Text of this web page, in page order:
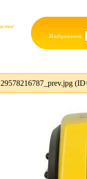
Изображения: